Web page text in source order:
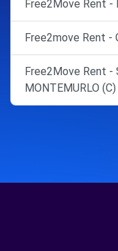
Free2Move Rent -
Free2move Rent -
Free2Move Rent -
MONTEMURLO (C)